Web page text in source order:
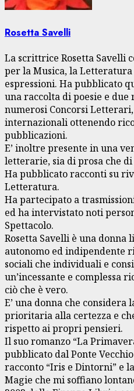
Rosetta Savelli
La scrittrice Rosetta Savelli
per la Musica, la Letteratura
espressioni. Ha pubblicato
una raccolta di poesie e
numerosi Concorsi
internazionali ottenendo
pubblicazioni.
E’ inoltre presente in una
letterarie, sia di prosa che di
Ha pubblicato racconti su
Letteratura.
Ha partecipato a
ed ha intervistato noti
Spettacolo.
Rosetta Savelli è una donna
autonomo ed indipendente
sociali che individuali e
un’incessante e complessa
ciò che è vero.
E’ una donna che considera
prioritaria alla certezza e
rispetto ai propri pensieri.
Il suo romanzo “La
pubblicato dal Ponte
racconto “Iris e Dintorni” e
Magie che mi soffiano